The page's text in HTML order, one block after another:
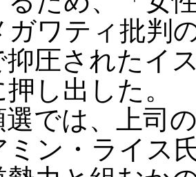
ガワティ批判
抑圧されたイ
し出した。
では、上司
ミン・ライス